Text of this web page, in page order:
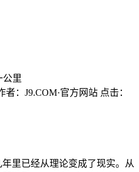
公里
者： J9.COM·官方网站 点击：
已经从理论变成了现实。从